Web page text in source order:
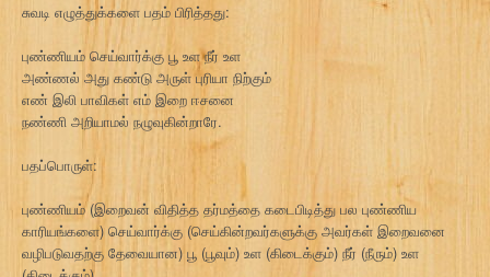
சுவடி எழுத்துக்களை பதம் பிரித்தது:
புண்ணியம் செய்வார்க்கு பூ உள நீர் உள
அண்ணல் அது கண்டு அருள் புரியா நிற்கும்
எண் இலி பாவிகள் எம் இறை ஈசனை
நண்ணி அறியாமல் நழுவுகின்றாரே.
பதப்பொருள்:
புண்ணியம் (இறைவன் விதித்த தர்மத்தை கடைபிடித்து பல புண்ணிய
காரியங்களை) செய்வார்க்கு (செய்கின்றவர்களுக்கு அவர்கள் இறைவனை
வழிபடுவதற்கு தேவையான) பூ (பூவும்) உள (கிடைக்கும்) நீர் (நீரும்) உள